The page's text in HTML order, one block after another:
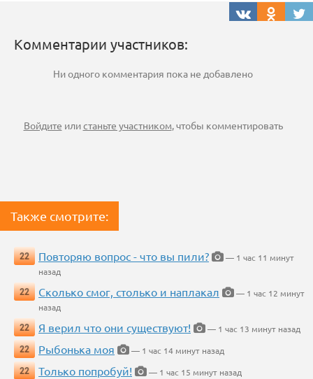
Комментарии участников:
Ни одного комментария пока не добавлено
Войдите илистаньте участником, чтобы комментировать
Также смотрите:
22 Повторяю вопрос - что вы пили?
— 1 час 11 минут
назад
22
Сколько смог, столько и наплакал
— 1 час 12 минут
назад
22
Я верил что они существуют!
— 1 час 13 минут назад
22
Рыбонька моя
— 1 час 14 минут назад
22
Только попробуй!
— 1 час 15 минут назад